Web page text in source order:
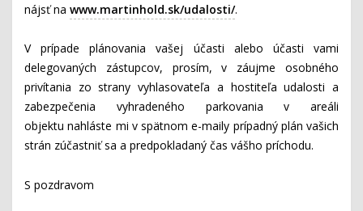
nájsť na www.martinhold.sk/udalosti/.
V prípade plánovania vašej účasti alebo účasti vami
delegovaných zástupcov, prosím,v záujme osobného
privítania zo strany vyhlasovateľa a hostiteľa udalosti a
zabezpečenia vyhradeného parkovania v areáli
objektunahláste mi v spätnom e-maily prípadný plán vašich
strán zúčastniť sa a predpokladaný čas vášho príchodu.
S pozdravom